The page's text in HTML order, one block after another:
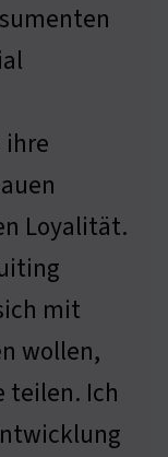
Loyalität.
mit
wollen,
teilen. Ich